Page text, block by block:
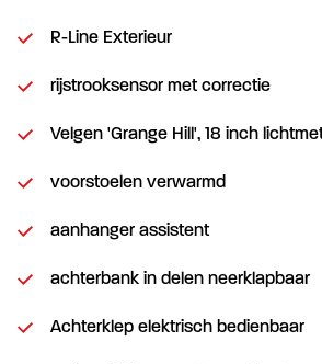
R-Line Exterieur
rijstrooksensor met correctie
Velgen 'Grange Hill', 18 inch
voorstoelen verwarmd
aanhanger assistent
achterbank in delen neerklapbaar
Achterklep elektrisch bedienbaar